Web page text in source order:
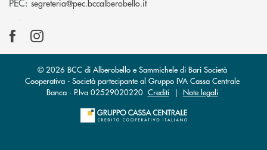
segreteria@pec.bccalberobello.it
© 2026 BCC di Alberobello e Sammichele di Bari Società
Cooperativa - Società partecipante al Gruppo IVA Cassa Centrale
Banca · P.Iva 02529020220 Crediti| Note legali